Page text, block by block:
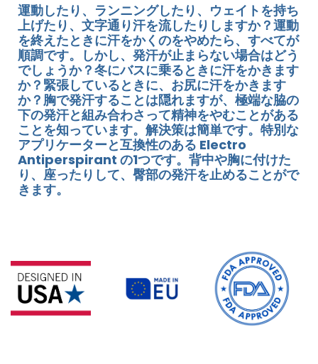
運動したり、ランニングしたり、ウェイトを持ち
上げたり、文字通り汗を流したりしますか？運動
を終えたときに汗をかくのをやめたら、すべてが
順調です。しかし、発汗が止まらない場合はどう
でしょうか？冬にバスに乗るときに汗をかきます
か？緊張しているときに、お尻に汗をかきます
か？胸で発汗することは隠れますが、極端な脇の
下の発汗と組み合わさって精神をやむことがある
ことを知っています。解決策は簡単です。特別な
アプリケーターと互換性のある Electro
Antiperspirant の1つです。背中や胸に付けた
り、座ったりして、臀部の発汗を止めることがで
きます。